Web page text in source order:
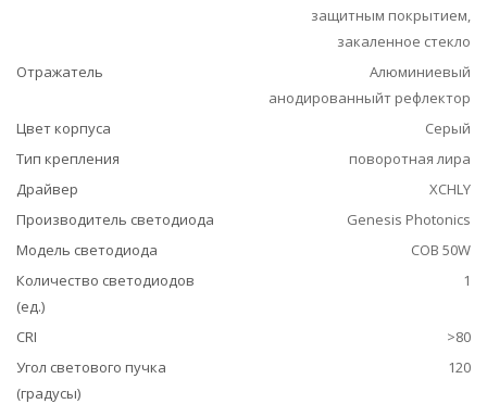
защитным покрытием,
закаленное стекло
Отражатель
Алюминиевый
анодированныйт рефлектор
Цвет корпуса
Серый
Тип крепления
поворотная лира
Драйвер
XCHLY
Производитель светодиода
Genesis Photonics
Модель светодиода
COB 50W
Количество светодиодов
(ед.)
1
CRI
>80
Угол светового пучка
(градусы)
120